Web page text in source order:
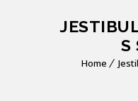
S
Home